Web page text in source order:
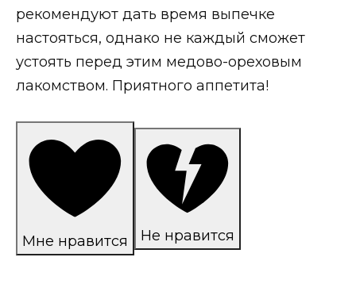
рекомендуют дать время выпечке
настояться, однако не каждый сможет
устоять перед этим медово-ореховым
лакомством. Приятного аппетита!
Мне нравится Не нравится